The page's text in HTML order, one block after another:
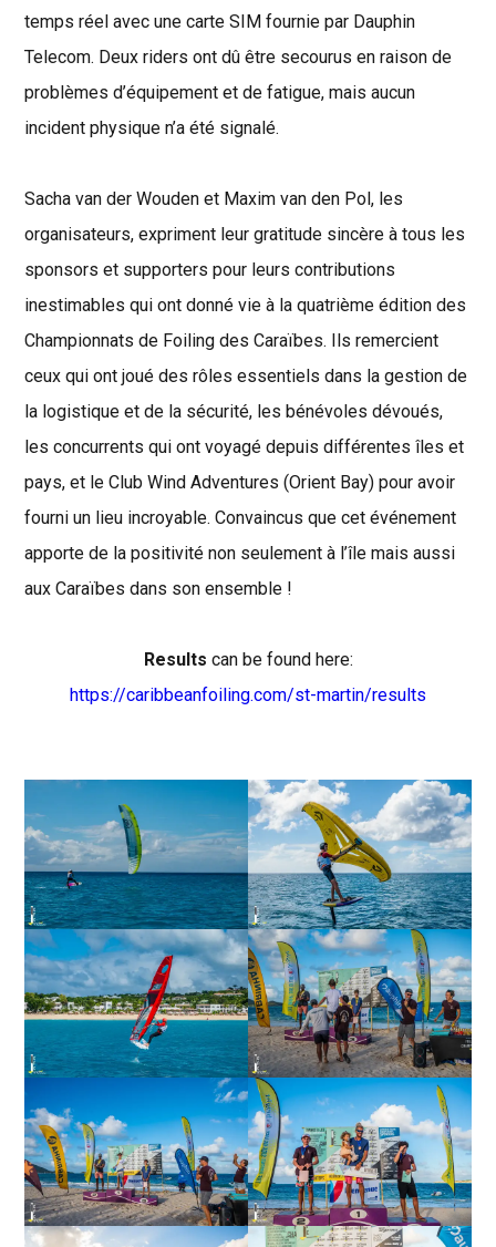
temps réel avec une carte SIM fournie par Dauphin
Telecom. Deux riders ont dû être secourus en raison de
problèmes d’équipement et de fatigue, mais aucun
incident physique n’a été signalé.
Sacha van der Wouden et Maxim van den Pol, les
organisateurs, expriment leur gratitude sincère à tous les
sponsors et supporters pour leurs contributions
inestimables qui ont donné vie à la quatrième édition des
Championnats de Foiling des Caraïbes. Ils remercient
ceux qui ont joué des rôles essentiels dans la gestion de
la logistique et de la sécurité, les bénévoles dévoués,
les concurrents qui ont voyagé depuis différentes îles et
pays, et le Club Wind Adventures (Orient Bay) pour avoir
fourni un lieu incroyable. Convaincus que cet événement
apporte de la positivité non seulement à l’île mais aussi
aux Caraïbes dans son ensemble !
Results can be found here:
https://caribbeanfoiling.com/st-martin/results